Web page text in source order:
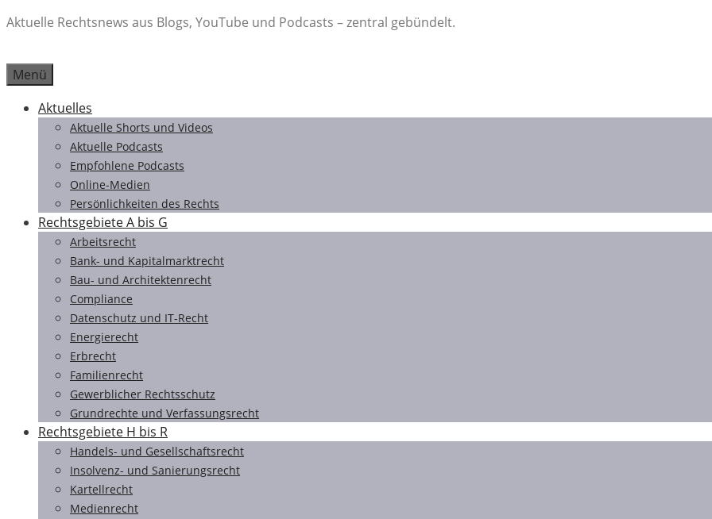
Zum
springen
Aktuelle Rechtsnews aus Blogs, YouTube und Podcasts – zentral gebündelt.
Menü
Aktuelles
Aktuelle Shorts und Videos
Aktuelle Podcasts
Empfohlene Podcasts
Online-Medien
Persönlichkeiten des Rechts
Rechtsgebiete A bis G
Arbeitsrecht
Bank- und Kapitalmarktrecht
Bau- und Architektenrecht
Compliance
Datenschutz und IT-Recht
Energierecht
Erbrecht
Familienrecht
Gewerblicher Rechtsschutz
Grundrechte und Verfassungsrecht
Rechtsgebiete H bis R
Handels- und Gesellschaftsrecht
Insolvenz- und Sanierungsrecht
Kartellrecht
Medienrecht